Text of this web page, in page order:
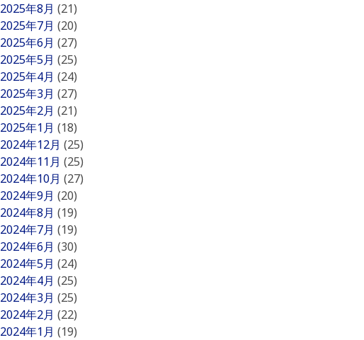
2025年8月 (21)
2025年7月 (20)
2025年6月 (27)
2025年5月 (25)
2025年4月 (24)
2025年3月 (27)
2025年2月 (21)
2025年1月 (18)
2024年12月 (25)
2024年11月 (25)
2024年10月 (27)
2024年9月 (20)
2024年8月 (19)
2024年7月 (19)
2024年6月 (30)
2024年5月 (24)
2024年4月 (25)
2024年3月 (25)
2024年2月 (22)
2024年1月 (19)